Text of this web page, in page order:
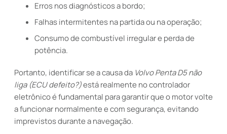
Erros nos diagnósticos a bordo;
Falhas intermitentes na partida ou na operação;
Consumo de combustível irregular e perda de
potência.
Portanto, identificar se a causa da Volvo Penta D5 não
liga (ECU defeito?)está realmente no controlador
eletrônico é fundamental para garantir que o motor volte
a funcionar normalmente e com segurança, evitando
imprevistos durante a navegação.